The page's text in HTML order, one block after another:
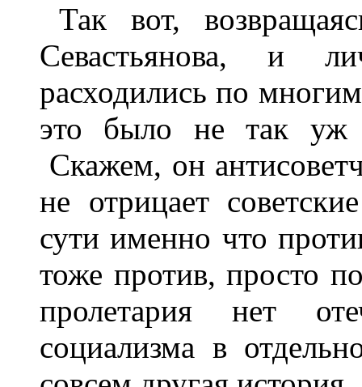
Так вот,
Севастьянова, и
расходились по
это было не так уж
Скажем, он
не отрицает
сути именно что
тоже против, просто
пролетария нет
социализма в